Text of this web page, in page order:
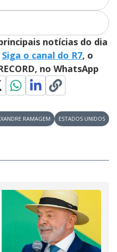
notícias do dia
Siga o canal do R7, o
no WhatsApp
RAMAGEM ESTADOS UNIDOS